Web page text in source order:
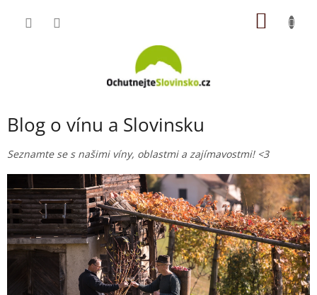
Blog o vínu a Slovinsku
Seznamte se s našimi víny, oblastmi a zajímavostmi! <3
V
ý
p
i
s